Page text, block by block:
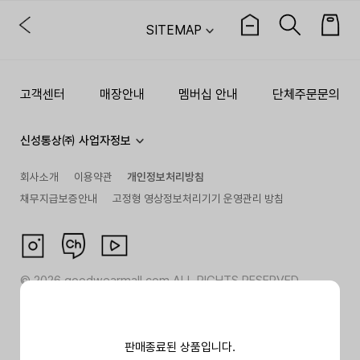
판매종료된 상품입니다.
SITEMAP
고객센터 매장안내 멤버십 안내 단체주문문의
신성통상㈜ 사업자정보
회사소개 이용약관
개인정보처리방침
채무지급보증안내
고정형 영상정보처리기기 운영관리 방침
©2026goodwearmall.com ALL RIGHTS RESERVED